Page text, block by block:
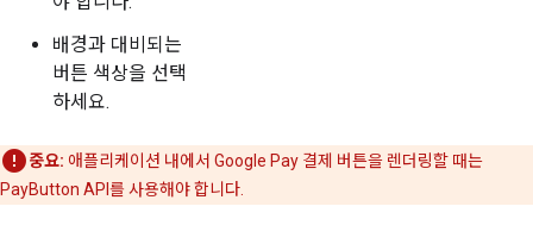
배경과 대비되는
버튼 색상을 선택
하세요.
중요: 애플리케이션 내에서 Google Pay 결제 버튼을 렌더링할 때는
PayButton API를 사용해야 합니다.